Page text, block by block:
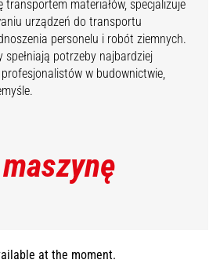
transportem materiałów, specjalizuje
urządzeń do transportu
personelu i robót ziemnych.
spełniają potrzeby najbardziej
w budownictwie,
at the moment.